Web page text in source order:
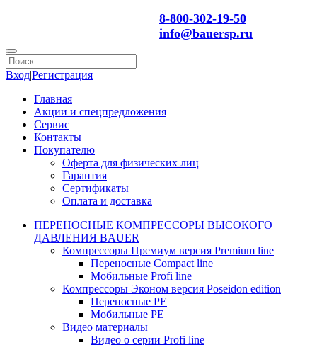
8-800-302-19-50
info@bauersp.ru
Вход|Регистрация
Главная
Акции и спецпредложения
Сервис
Контакты
Покупателю
Оферта для физических лиц
Гарантия
Сертификаты
Оплата и доставка
ПЕРЕНОСНЫЕ КОМПРЕССОРЫ ВЫСОКОГО
ДАВЛЕНИЯ BAUER
Компрессоры Премиум версия Premium line
Переносные Compact line
Мобильные Profi line
Компрессоры Эконом версия Poseidon edition
Переносные PE
Мобильные PE
Видео материалы
Видео о серии Profi line